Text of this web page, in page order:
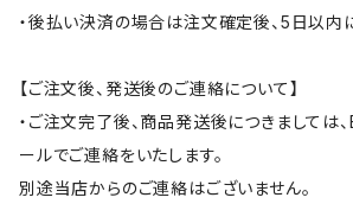
・後払い決済の場合は注文確定後、5日以内
【ご注文後、発送後のご連絡について】
・ご注文完了後、商品発送後につきましては
ールでご連絡をいたします。
別途当店からのご連絡はございません。